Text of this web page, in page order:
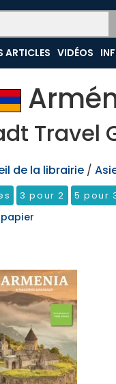
ARTICLES VIDÉOS
Travel
de la librairie /
3 pour 2 5 pour
papier